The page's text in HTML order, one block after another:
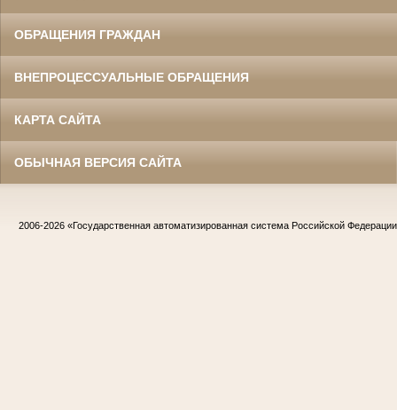
ОБРАЩЕНИЯ ГРАЖДАН
ВНЕПРОЦЕССУАЛЬНЫЕ ОБРАЩЕНИЯ
КАРТА САЙТА
ОБЫЧНАЯ ВЕРСИЯ САЙТА
2006-2026 «Государственная автоматизированная система Российской